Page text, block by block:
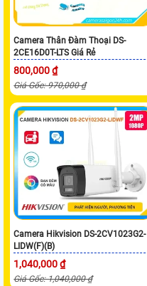
Camera Thân Đàm Thoại DS-
2CE16D0T-LTS Giá Rẻ
800,000 ₫
Giá Gốc: 970,000 ₫
Camera Hikvision DS-2CV1023G2-
LIDW(F)(B)
1,040,000 ₫
Giá Gốc: 1,040,000 ₫